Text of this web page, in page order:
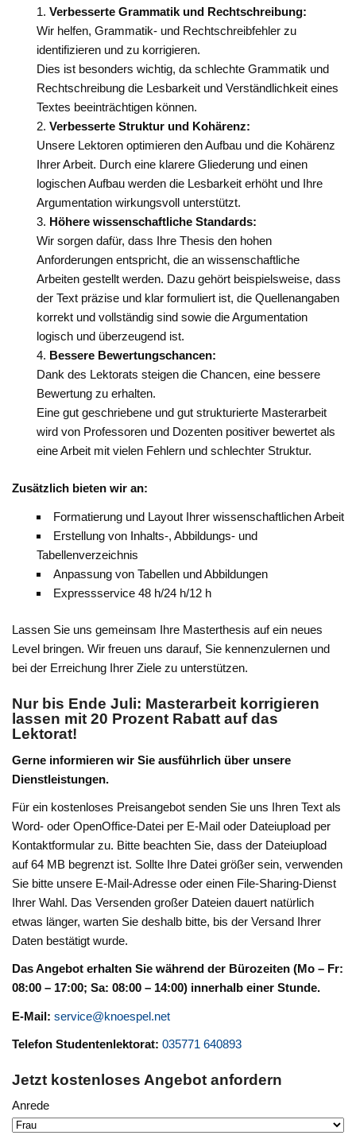
Verbesserte Grammatik und Rechtschreibung:
Wir helfen, Grammatik- und Rechtschreibfehler zu
identifizieren und zu korrigieren.
Dies ist besonders wichtig, da schlechte Grammatik und
Rechtschreibung die Lesbarkeit und Verständlichkeit eines
Textes beeinträchtigen können.
Verbesserte Struktur und Kohärenz:
Unsere Lektoren optimieren den Aufbau und die Kohärenz
Ihrer Arbeit. Durch eine klarere Gliederung und einen
logischen Aufbau werden die Lesbarkeit erhöht und Ihre
Argumentation wirkungsvoll unterstützt.
Höhere wissenschaftliche Standards:
Wir sorgen dafür, dass Ihre Thesis den hohen
Anforderungen entspricht, die an wissenschaftliche
Arbeiten gestellt werden. Dazu gehört beispielsweise, dass
der Text präzise und klar formuliert ist, die Quellenangaben
korrekt und vollständig sind sowie die Argumentation
logisch und überzeugend ist.
Bessere Bewertungschancen:
Dank des Lektorats steigen die Chancen, eine bessere
Bewertung zu erhalten.
Eine gut geschriebene und gut strukturierte Masterarbeit
wird von Professoren und Dozenten positiver bewertet als
eine Arbeit mit vielen Fehlern und schlechter Struktur.
Zusätzlich bieten wir an:
Formatierung und Layout Ihrer wissenschaftlichen Arbeit
Erstellung von Inhalts-, Abbildungs- und
Tabellenverzeichnis
Anpassung von Tabellen und Abbildungen
Expressservice 48 h/24 h/12 h
Lassen Sie uns gemeinsam Ihre Masterthesis auf ein neues
Level bringen. Wir freuen uns darauf, Sie kennenzulernen und
bei der Erreichung Ihrer Ziele zu unterstützen.
Nur bis Ende Juli: Masterarbeit korrigieren
lassen mit 20 Prozent Rabatt auf das
Lektorat!
Gerne informieren wir Sie ausführlich über unsere
Dienstleistungen.
Für ein kostenloses Preisangebot senden Sie uns Ihren Text als
Word- oder OpenOffice-Datei per E-Mail oder Dateiupload per
Kontaktformular zu. Bitte beachten Sie, dass der Dateiupload
auf 64 MB begrenzt ist. Sollte Ihre Datei größer sein, verwenden
Sie bitte unsere E-Mail-Adresse oder einen File-Sharing-Dienst
Ihrer Wahl. Das Versenden großer Dateien dauert natürlich
etwas länger, warten Sie deshalb bitte, bis der Versand Ihrer
Daten bestätigt wurde.
Das Angebot erhalten Sie während der Bürozeiten (Mo – Fr:
08:00 – 17:00; Sa: 08:00 – 14:00) innerhalb einer Stunde.
E-Mail: service@knoespel.net
Telefon Studentenlektorat: 035771 640893
Jetzt kostenloses Angebot anfordern
Anrede